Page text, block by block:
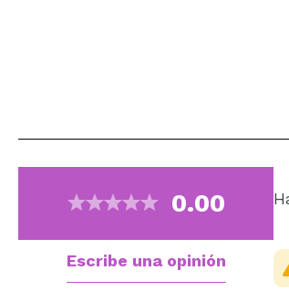
0.00
Escribe una opinión